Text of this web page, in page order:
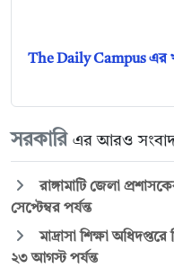
The Daily Campus এর
সরকারি এর আরও
রাঙ্গামাটি জেলা
সেপ্টেম্বর পর্যন্ত
মাদ্রাসা শিক্ষা
২৩ আগস্ট পর্যন্ত